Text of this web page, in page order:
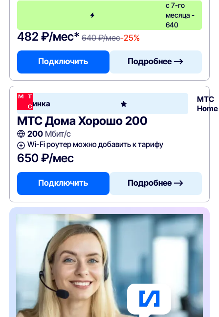
с 7-го
месяца -
640
482 ₽/мес* 640 ₽/мес-25%
Подключить Подробнее —>
Новинка
МТС
Home
МТС Дома Хорошо 200
200Мбит/с
Wi-Fi роутер можно добавить к тарифу
650 ₽/мес
Подключить Подробнее —>